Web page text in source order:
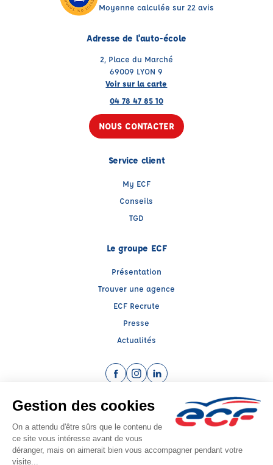
Moyenne calculée sur 22 avis
Adresse de l'auto-école
2, Place du Marché
69009 LYON 9
Voir sur la carte
04 78 47 85 10
NOUS CONTACTER
Service client
My ECF
Conseils
TGD
Le groupe ECF
Présentation
Trouver une agence
ECF Recrute
Presse
Actualités
Facebook (nouvelle fenêtre)
Instagram (nouvelle fenêtre)
LinkedIn (nouvelle fenêtre)
Raison sociale : CENTRE EDUCATION SECURITE ROUTIERE 69 - Capital social:
SIREN: 312272818 - Numéro de TVA intracommunautaire: FR 32 312272818
Agrément n°E0206909700
Siège social : 55, Bd des Droits de l'Homme , VAULX EN VELIN (69120) -